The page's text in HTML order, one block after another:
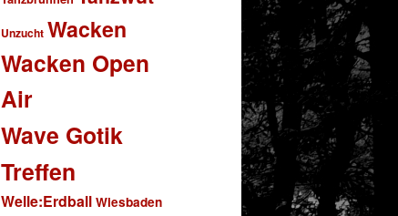
Unzucht Wacken
Wacken Open
Air
Wave Gotik
Treffen
Welle:Erdball Wiesbaden